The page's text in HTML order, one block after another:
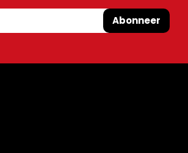
Abonneer